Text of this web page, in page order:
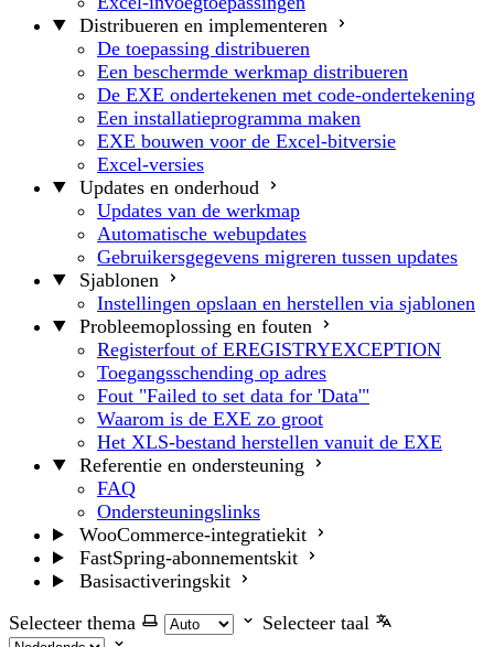
Distribueren en implementeren
De toepassing distribueren
Een beschermde werkmap distribueren
De EXE ondertekenen met code-ondertekening
Een installatieprogramma maken
EXE bouwen voor de Excel-bitversie
Excel-versies
Updates en onderhoud
Updates van de werkmap
Automatische webupdates
Gebruikersgegevens migreren tussen updates
Sjablonen
Instellingen opslaan en herstellen via sjablonen
Probleemoplossing en fouten
Registerfout of EREGISTRYEXCEPTION
Toegangsschending op adres
Fout "Failed to set data for 'Data'"
Waarom is de EXE zo groot
Het XLS-bestand herstellen vanuit de EXE
Referentie en ondersteuning
FAQ
Ondersteuningslinks
WooCommerce-integratiekit
FastSpring-abonnementskit
Basisactiveringskit
Selecteer thema
Selecteer taal